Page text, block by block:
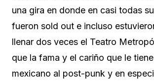
una gira en donde en casi todas
fueron sold out e incluso
llenar dos veces el Teatro
que la fama y el cariño que le
mexicano al post-punk y en